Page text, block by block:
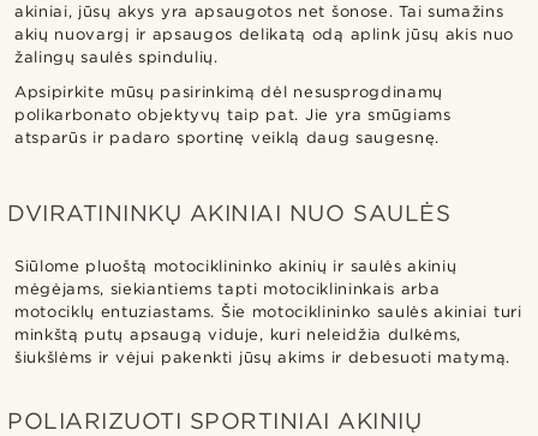
akiniai, jūsų akys yra apsaugotos net šonose. Tai sumažins
akių nuovargį ir apsaugos delikatą odą aplink jūsų akis nuo
žalingų saulės spindulių.
Apsipirkite mūsų pasirinkimą dėl nesusprogdinamų
polikarbonato objektyvų taip pat. Jie yra smūgiams
atsparūs ir padaro sportinę veiklą daug saugesnę.
DVIRATININKŲ AKINIAI NUO SAULĖS
Siūlome pluoštą motociklininko akinių ir saulės akinių
mėgėjams, siekiantiems tapti motociklininkais arba
motociklų entuziastams. Šie motociklininko saulės akiniai turi
minkštą putų apsaugą viduje, kuri neleidžia dulkėms,
šiukšlėms ir vėjui pakenkti jūsų akims ir debesuoti matymą.
POLIARIZUOTI SPORTINIAI AKINIŲ